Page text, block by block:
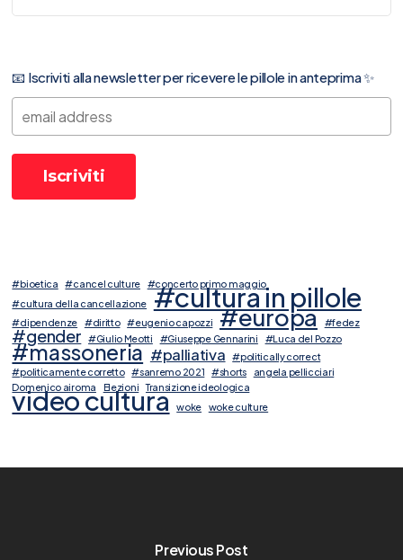
📧 Iscriviti alla newsletter per ricevere le pillole in anteprima ✨
#bioetica #cancel culture
#concerto primo maggio
#cultura della cancellazione #cultura in pillole
#dipendenze #diritto #eugenio capozzi #europa #fedez
#gender #Giulio Meotti #Giuseppe Gennarini #Luca del Pozzo
#massoneria #palliativa
#politically correct
#politicamente corretto #sanremo 2021 #shorts
angela pellicciari
Domenico airoma
Elezioni Transizione ideologica
video cultura woke woke culture
Previous Post